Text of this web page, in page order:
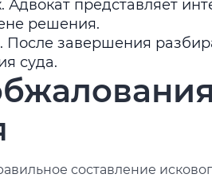
Адвокат представляет
решения.
завершения
суда.
составление